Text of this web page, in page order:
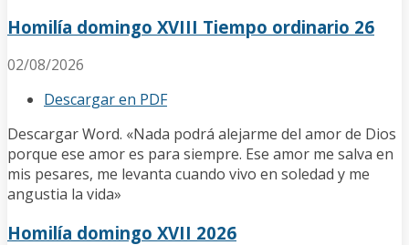
Homilía domingo XVIII Tiempo ordinario 26
02/08/2026
Descargar en PDF
Descargar Word. «Nada podrá alejarme del amor de Dios
porque ese amor es para siempre. Ese amor me salva en
mis pesares, me levanta cuando vivo en soledad y me
angustia la vida»
Homilía domingo XVII 2026